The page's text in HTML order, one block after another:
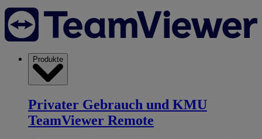
Produkte
Privater Gebrauch und KMU
TeamViewer Remote